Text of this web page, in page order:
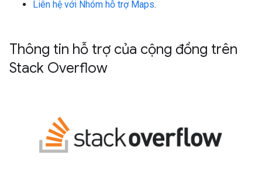
Liên hệ với Nhóm hỗ trợ Maps.
Thông tin hỗ trợ của cộng đồng trên
Stack Overflow